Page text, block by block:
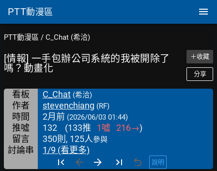
PTT動漫區
PTT動漫區 / C_Chat (希洽)
[情報] 一手包辦公司系統的我被開除了
嗎？動畫化
＋收藏
分享
看板 C_Chat (希洽)
作者 stevenchiang (RF)
時間 2月前 (2026/06/03 01:44)
推噓 132 (133推 1噓 216→)
留言
350則, 125人參與
討論串 1/9 (看更多)
說明